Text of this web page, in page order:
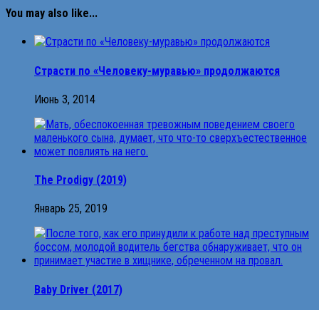
You may also like...
Страсти по «Человеку-муравью» продолжаются
Июнь 3, 2014
The Prodigy (2019)
Январь 25, 2019
Baby Driver (2017)